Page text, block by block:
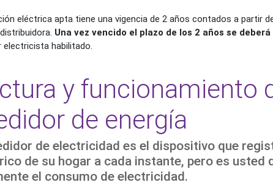
eléctrica apta tiene una vigencia de 2 años contados a partir
Una vez vencido el plazo de los 2 años se
electricista habilitado.
y funcionamiento
de energía
de electricidad es el dispositivo que
de su hogar a cada instante, pero es usted
el consumo de electricidad.